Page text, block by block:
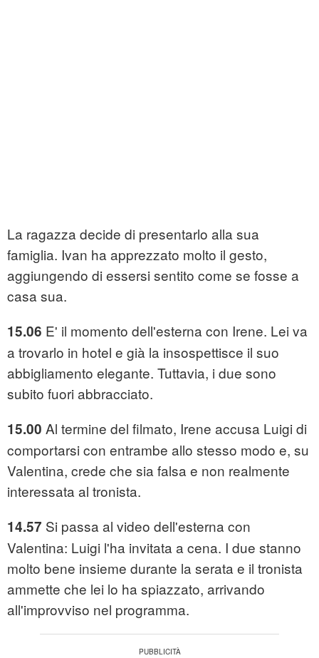
La ragazza decide di presentarlo alla sua
famiglia. Ivan ha apprezzato molto il gesto,
aggiungendo di essersi sentito come se fosse a
casa sua.
15.06 E' il momento dell'esterna con Irene. Lei va
a trovarlo in hotel e già la insospettisce il suo
abbigliamento elegante. Tuttavia, i due sono
subito fuori abbracciato.
15.00 Al termine del filmato, Irene accusa Luigi di
comportarsi con entrambe allo stesso modo e, su
Valentina, crede che sia falsa e non realmente
interessata al tronista.
14.57 Si passa al video dell'esterna con
Valentina: Luigi l'ha invitata a cena. I due stanno
molto bene insieme durante la serata e il tronista
ammette che lei lo ha spiazzato, arrivando
all'improvviso nel programma.